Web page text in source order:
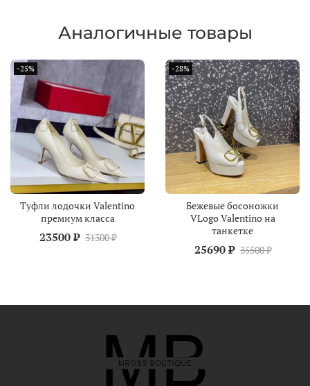
Аналогичные товары
-25%
Туфли лодочки Valentino
премиум класса
23500 ₽ 31300 ₽
-28%
Бежевые босоножки
VLogo Valentino на
танкетке
25690 ₽ 35500 ₽